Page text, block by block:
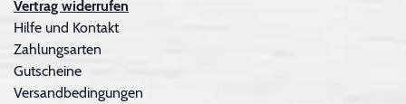
Vertrag widerrufen
Hilfe und Kontakt
Zahlungsarten
Gutscheine
Versandbedingungen